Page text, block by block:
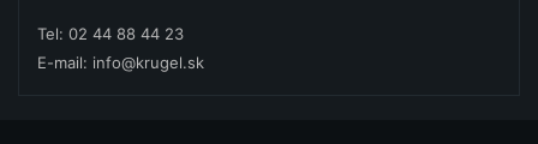
Tel: 02 44 88 44 23
E-mail: info@krugel.sk